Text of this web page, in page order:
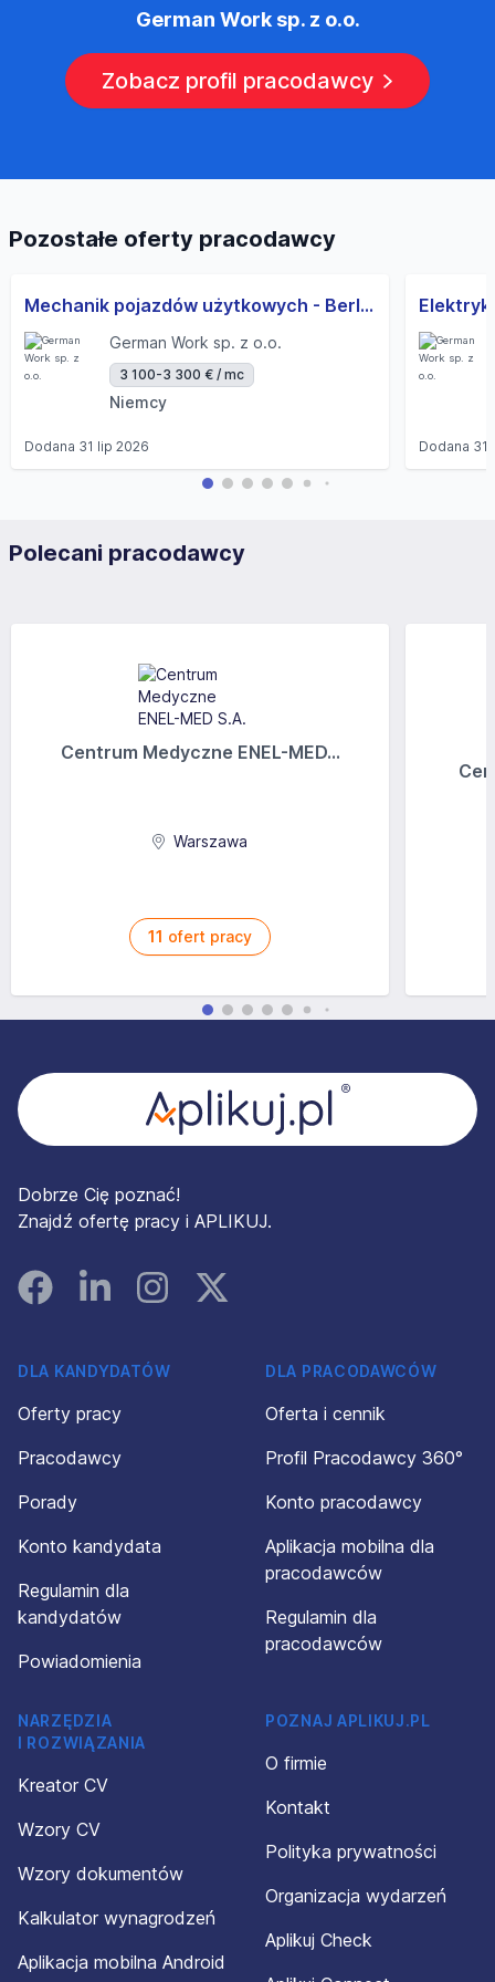
German Work sp. z o.o.
Zobacz profil pracodawcy
Pozostałe oferty pracodawcy
Mechanik pojazdów użytkowych - Berlin - Najlepsza oferta! (m/k/d)
German Work sp. z o.o.
3 100-3 300 € / mc
Niemcy
Dodana 31 lip 2026 Dodana 31
Polecani pracodawcy
Centrum Medyczne ENEL-MED...
Warszawa
11 ofert pracy
Dobrze Cię poznać!
Znajdź ofertę pracy i APLIKUJ.
FacebookLinked InInstagramInstagram
DLA KANDYDATÓW
Oferty pracy
Pracodawcy
Porady
Konto kandydata
Regulamin dla
kandydatów
Powiadomienia
DLA PRACODAWCÓW
Oferta i cennik
Profil Pracodawcy 360°
Konto pracodawcy
Aplikacja mobilna dla
pracodawców
Regulamin dla
pracodawców
NARZĘDZIA
I ROZWIĄZANIA
Kreator CV
Wzory CV
Wzory dokumentów
Kalkulator wynagrodzeń
Aplikacja mobilna Android
POZNAJ APLIKUJ.PL
O firmie
Kontakt
Polityka prywatności
Organizacja wydarzeń
Aplikuj Check